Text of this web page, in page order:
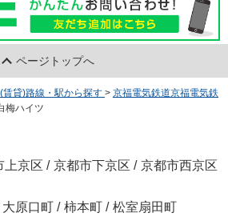
ページトップへ
(賃貸)路線・駅から探す > 京福電気鉄道京福電気鉄
梅ハイツ
上京区 / 京都市下京区 / 京都市西京区
大原口町 / 柿本町 / 松室扇田町